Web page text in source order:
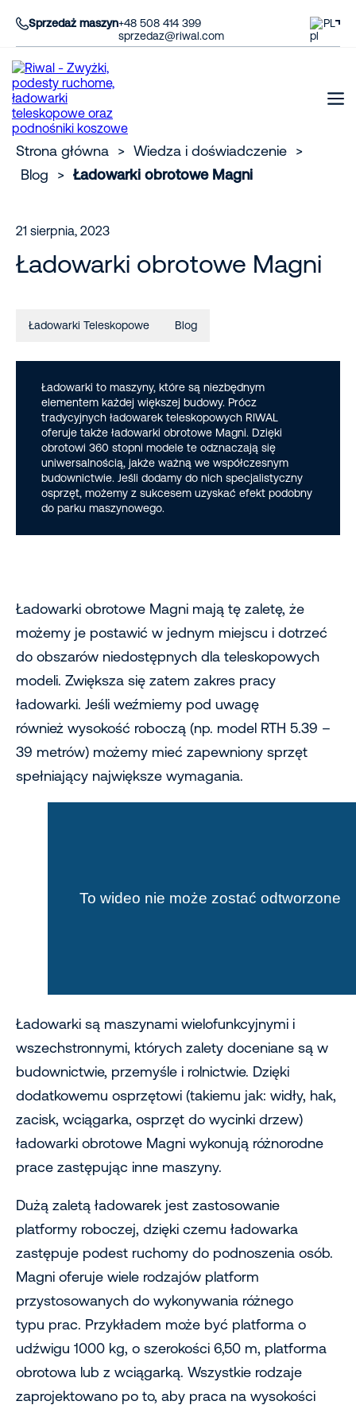
Sprzedaż maszyn+48 508 414 399
sprzedaz@riwal.com
PL
Strona główna > Wiedza i doświadczenie >
Blog
> Ładowarki obrotowe Magni
21 sierpnia, 2023
Ładowarki obrotowe Magni
Ładowarki Teleskopowe Blog
Ładowarki to maszyny, które są niezbędnym
elementem każdej większej budowy. Prócz
tradycyjnych ładowarek teleskopowych RIWAL
oferuje także ładowarki obrotowe Magni. Dzięki
obrotowi 360 stopni modele te odznaczają się
uniwersalnością, jakże ważną we współczesnym
budownictwie. Jeśli dodamy do nich specjalistyczny
osprzęt, możemy z sukcesem uzyskać efekt podobny
do parku maszynowego.
Ładowarki obrotowe Magni mają tę zaletę, że
możemy je postawić w jednym miejscu i dotrzeć
do obszarów niedostępnych dla teleskopowych
modeli. Zwiększa się zatem zakres pracy
ładowarki. Jeśli weźmiemy pod uwagę
również wysokość roboczą (np. model RTH 5.39 –
39 metrów) możemy mieć zapewniony sprzęt
spełniający największe wymagania.
Ładowarki są maszynami wielofunkcyjnymi i
wszechstronnymi, których zalety doceniane są w
budownictwie, przemyśle i rolnictwie. Dzięki
dodatkowemu osprzętowi (takiemu jak: widły, hak,
zacisk, wciągarka, osprzęt do wycinki drzew)
ładowarki obrotowe Magni wykonują różnorodne
prace zastępując inne maszyny.
Dużą zaletą ładowarek jest zastosowanie
platformy roboczej, dzięki czemu ładowarka
zastępuje podest ruchomy do podnoszenia osób.
Magni oferuje wiele rodzajów platform
przystosowanych do wykonywania różnego
typu prac. Przykładem może być platforma o
udźwigu 1000 kg, o szerokości 6,50 m, platforma
obrotowa lub z wciągarką. Wszystkie rodzaje
zaprojektowano po to, aby praca na wysokości